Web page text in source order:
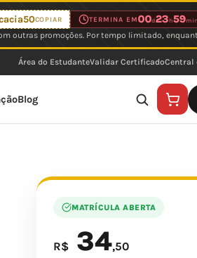
COPIAR TERMINA EM00d23 h59
outras promoções. Por tempo limitado,
Área do EstudanteValidar CertificadoCentral
Blog
MATRÍCULA ABERTA
R$ 34,50